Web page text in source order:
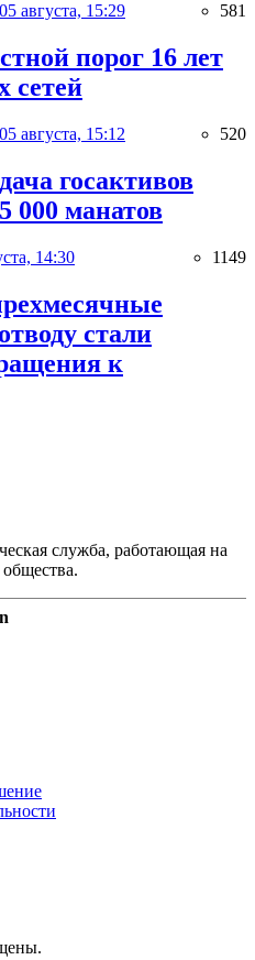
05 августа, 15:29 581
порог 16 лет
сетей
05 августа, 15:12 520
госактивов
000 манатов
14:30 1149
стали
к
служба, работающая на